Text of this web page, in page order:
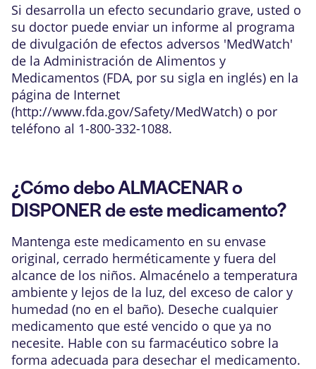
Si desarrolla un efecto secundario grave, usted o
su doctor puede enviar un informe al programa
de divulgación de efectos adversos 'MedWatch'
de la Administración de Alimentos y
Medicamentos (FDA, por su sigla en inglés) en la
página de Internet
(http://www.fda.gov/Safety/MedWatch) o por
teléfono al 1-800-332-1088.
¿Cómo debo ALMACENAR o
DISPONER de este medicamento?
Mantenga este medicamento en su envase
original, cerrado herméticamente y fuera del
alcance de los niños. Almacénelo a temperatura
ambiente y lejos de la luz, del exceso de calor y
humedad (no en el baño). Deseche cualquier
medicamento que esté vencido o que ya no
necesite. Hable con su farmacéutico sobre la
forma adecuada para desechar el medicamento.